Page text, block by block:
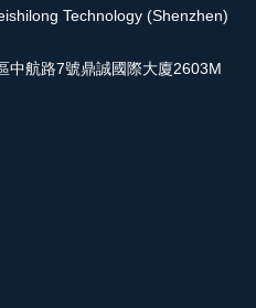
Technology (Shenzhen)
中航路7號鼎誠國際大廈2603M